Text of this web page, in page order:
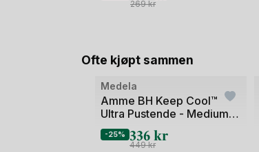
269kr
Ofte kjøpt sammen
Bilde
av
Medela
Amme BH Keep Cool™
Ultra Pustende - Medium
Støtte
-25% 336kr
449kr